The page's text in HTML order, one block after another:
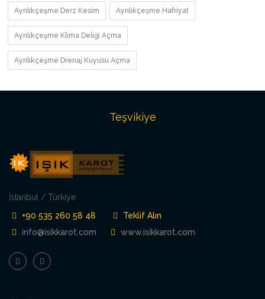
Ayrılıkçeşme Derz Kesim Ayrılıkçeşme Hafriyat
Ayrılıkçeşme Klima Deliği Açma
Ayrılıkçeşme Drenaj Kuyusu Açma
Teşvikiye
İstanbul / Türkiye
+90 535 260 58 48
Teklif Alın
info@isikkarot.com
www.isikkarot.com